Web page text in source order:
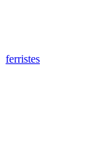
ferristes